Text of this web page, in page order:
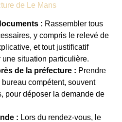
de Le Mans
: Rassembler tous
y compris le relevé de
et tout justificatif
une situation particulière.
de la préfecture : Prendre
compétent, souvent
pour déposer la demande de
: Lors du rendez-vous, le